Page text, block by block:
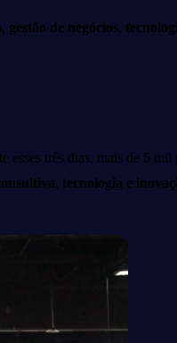
, gestão de negócios,
três dias, mais de 5
, tecnologia e